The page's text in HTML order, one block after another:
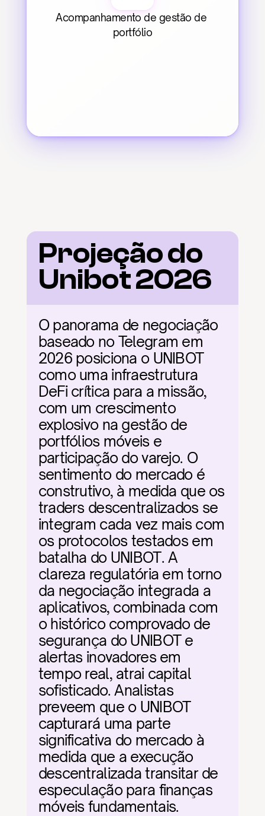
Acompanhamento de gestão de
portfólio
Projeção do
Unibot 2026
O panorama de negociação
baseado no Telegram em
2026 posiciona o UNIBOT
como uma infraestrutura
DeFi crítica para a missão,
com um crescimento
explosivo na gestão de
portfólios móveis e
participação do varejo. O
sentimento do mercado é
construtivo, à medida que os
traders descentralizados se
integram cada vez mais com
os protocolos testados em
batalha do UNIBOT. A
clareza regulatória em torno
da negociação integrada a
aplicativos, combinada com
o histórico comprovado de
segurança do UNIBOT e
alertas inovadores em
tempo real, atrai capital
sofisticado. Analistas
preveem que o UNIBOT
capturará uma parte
significativa do mercado à
medida que a execução
descentralizada transitar de
especulação para finanças
móveis fundamentais.